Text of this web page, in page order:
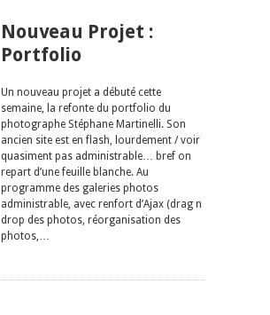
Nouveau Projet :
Portfolio
Un nouveau projet a débuté cette
semaine, la refonte du portfolio du
photographe Stéphane Martinelli. Son
ancien site est en flash, lourdement / voir
quasiment pas administrable… bref on
repart d’une feuille blanche. Au
programme des galeries photos
administrable, avec renfort d’Ajax (drag n
drop des photos, réorganisation des
photos,…